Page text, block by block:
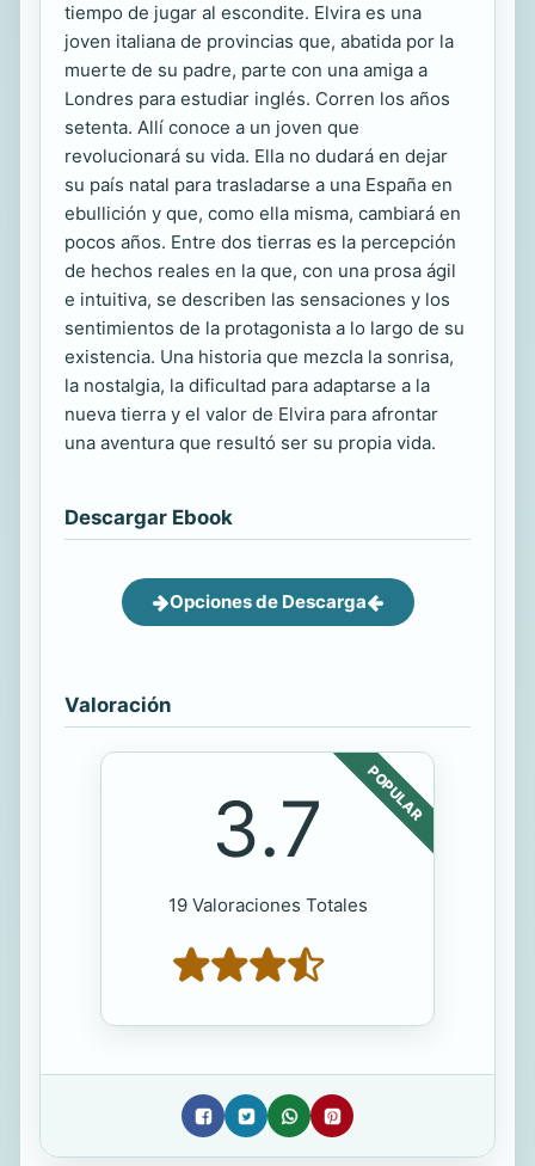
tiempo de jugar al escondite. Elvira es una
joven italiana de provincias que, abatida por la
muerte de su padre, parte con una amiga a
Londres para estudiar inglés. Corren los años
setenta. Allí conoce a un joven que
revolucionará su vida. Ella no dudará en dejar
su país natal para trasladarse a una España en
ebullición y que, como ella misma, cambiará en
pocos años. Entre dos tierras es la percepción
de hechos reales en la que, con una prosa ágil
e intuitiva, se describen las sensaciones y los
sentimientos de la protagonista a lo largo de su
existencia. Una historia que mezcla la sonrisa,
la nostalgia, la dificultad para adaptarse a la
nueva tierra y el valor de Elvira para afrontar
una aventura que resultó ser su propia vida.
Descargar Ebook
Opciones de Descarga
Valoración
POPULAR
3.7
19 Valoraciones Totales